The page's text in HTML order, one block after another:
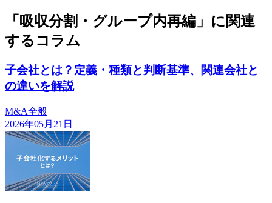
「吸収分割・グループ内再編」に関連
するコラム
子会社とは？定義・種類と判断基準、関連会社と
の違いを解説
M&A全般
2026年05月21日